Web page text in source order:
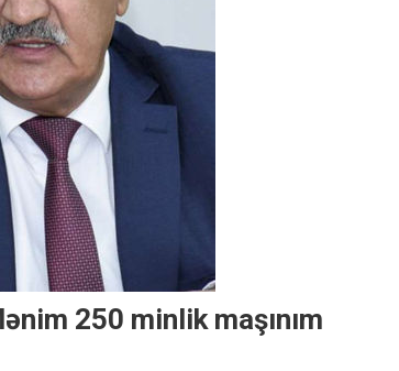
250 minlik maşınım